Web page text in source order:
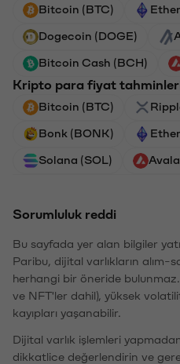
Bitcoin (BTC)
Dogecoin (DOGE)
Bitcoin Cash (BCH)
Kripto para fiyat
Bitcoin (BTC)
Bonk (BONK)
Solana (SOL)
Sorumluluk reddi
Bu sayfada yer alan bilgiler
Paribu, dijital varlıkların alım-
herhangi bir öneride
ve NFT'ler dahil), yüksek
kayıpları yaşanabilir.
Dijital varlık işlemleri
dikkatlice değerlendirin ve